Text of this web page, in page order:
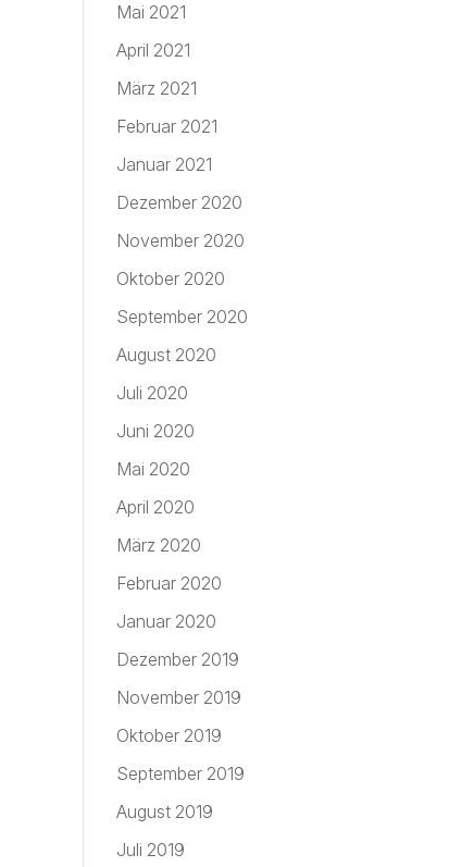
Mai 2021
April 2021
März 2021
Februar 2021
Januar 2021
Dezember 2020
November 2020
Oktober 2020
September 2020
August 2020
Juli 2020
Juni 2020
Mai 2020
April 2020
März 2020
Februar 2020
Januar 2020
Dezember 2019
November 2019
Oktober 2019
September 2019
August 2019
Juli 2019